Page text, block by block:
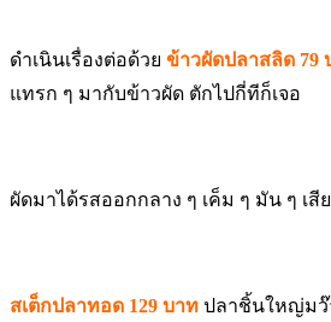
ดำเนินเรื่องต่อด้วย ข้าวผัดปลาสลิด 79
แทรก ๆ มากับข้าวผัด ตักไปกี่ทีก็เจอ
ผัดมาได้รสออกกลาง ๆ เค็ม ๆ มัน ๆ เสี
สเต็กปลาทอด 129 บาท ปลาชิ้นใหญ่มว๊